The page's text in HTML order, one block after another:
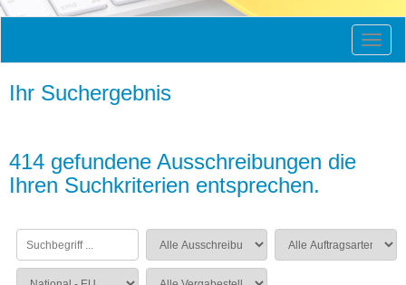
Ihr Suchergebnis
414 gefundene Ausschreibungen die
Ihren Suchkriterien entsprechen.